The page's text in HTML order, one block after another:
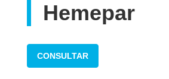
Hemepar
CONSULTAR